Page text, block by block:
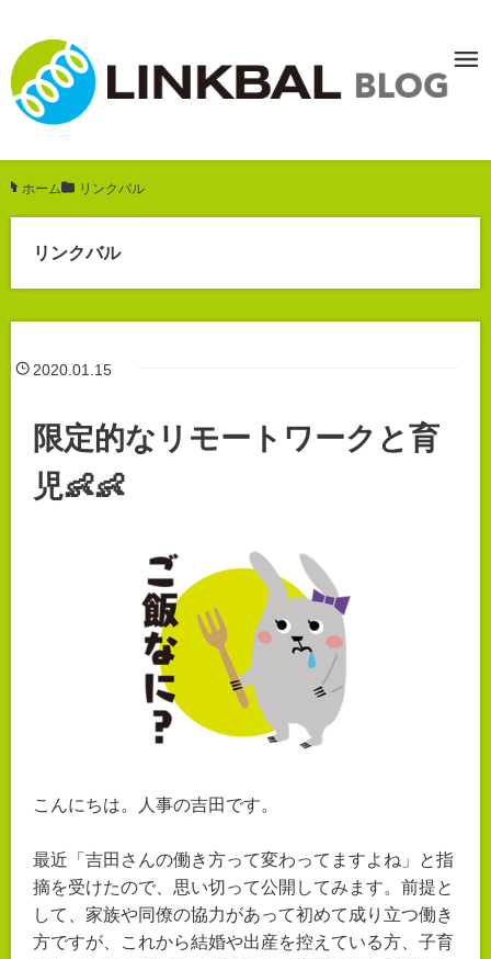
ホーム / リンクバル
リンクバル
2020.01.15
限定的なリモートワークと育
児👶👶
こんにちは。人事の吉田です。
最近「吉田さんの働き方って変わってますよね」と指
摘を受けたので、思い切って公開してみます。前提と
して、家族や同僚の協力があって初めて成り立つ働き
方ですが、これから結婚や出産を控えている方、子育